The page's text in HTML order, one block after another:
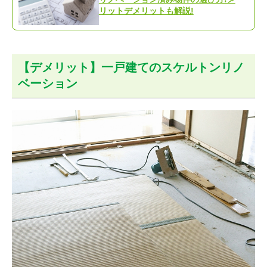
リットデメリットも解説!
【デメリット】一戸建てのスケルトンリノ
ベーション